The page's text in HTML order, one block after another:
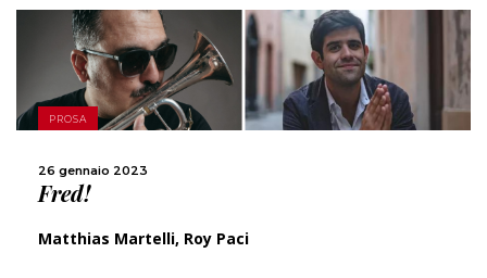
PROSA
26 gennaio 2023
Fred!
Matthias Martelli, Roy Paci
SCOPRI DI PIÙ